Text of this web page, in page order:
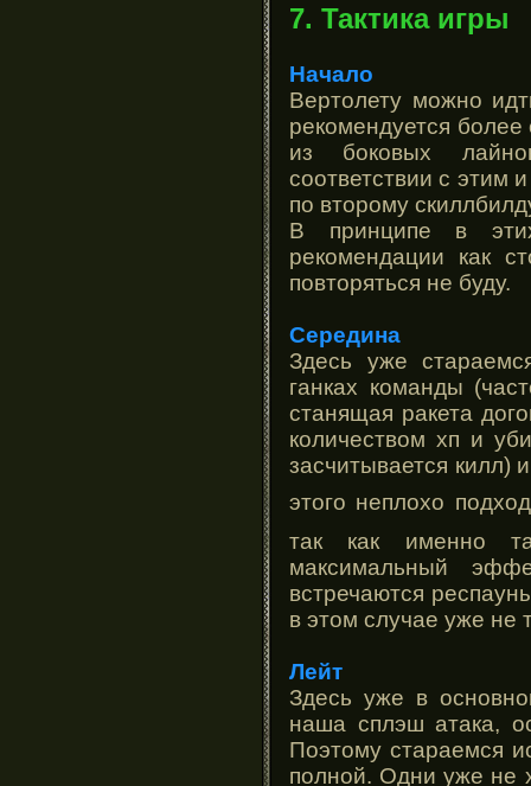
7. Тактика игры
Начало
Вертолету можно
рекомендуется
из боковых
соответствии с этим
по второму
В принципе в
рекомендации как
повторяться не буду.
Середина
Здесь уже
ганках команды
станящая ракета
количеством хп и
засчитывается килл)
этого неплохо
так как именно
максимальный
встречаются
в этом случае уже не
Лейт
Здесь уже в
наша сплэш атака,
Поэтому стараемся
полной. Одни уже не